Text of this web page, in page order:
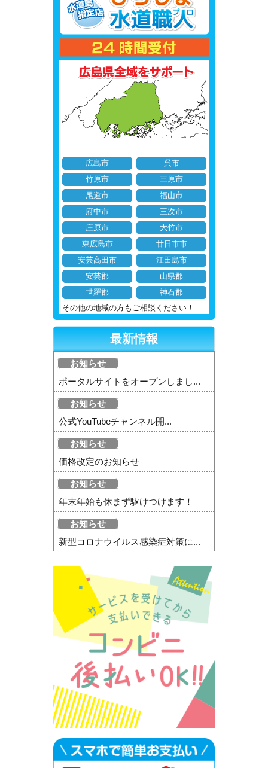
広島市
呉市
竹原市
三原市
尾道市
福山市
府中市
三次市
庄原市
大竹市
東広島市
廿日市市
安芸高田市
江田島市
安芸郡
山県郡
世羅郡
神石郡
その他の地域の方もご相談ください！
最新情報
お知らせ
ポータルサイトをオープンしまし...
お知らせ
公式YouTubeチャンネル開...
お知らせ
価格改定のお知らせ
お知らせ
年末年始も休まず駆けつけます！
お知らせ
新型コロナウイルス感染症対策に...